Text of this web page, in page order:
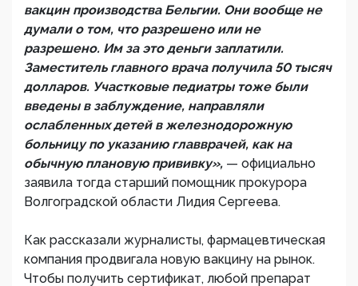
вакцин производства Бельгии. Они вообще не
думали о том, что разрешено или не
разрешено. Им за это деньги заплатили.
Заместитель главного врача получила 50 тысяч
долларов. Участковые педиатры тоже были
введены в заблуждение, направляли
ослабленных детей в железнодорожную
больницу по указанию главврачей, как на
обычную плановую прививку», — официально
заявила тогда старший помощник прокурора
Волгоградской области Лидия Сергеева.
Как рассказали журналисты, фармацевтическая
компания продвигала новую вакцину на рынок.
Чтобы получить сертификат, любой препарат